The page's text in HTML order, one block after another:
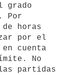
grado
Por
horas
por el
cuenta
No
partidas